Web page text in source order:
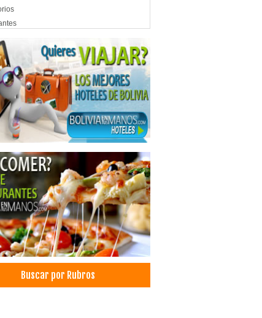
Superior
de Capacitación
de Computación
de Profesionalización
particulares
de Cumpleaños Infantiles
con Globos
HelioBuscar por Rubros